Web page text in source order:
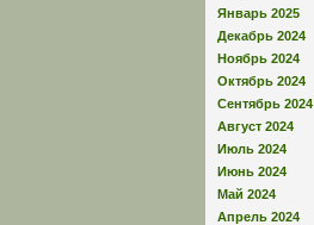
Январь 2025
Декабрь 2024
Ноябрь 2024
Октябрь 2024
Сентябрь 2024
Август 2024
Июль 2024
Июнь 2024
Май 2024
Апрель 2024